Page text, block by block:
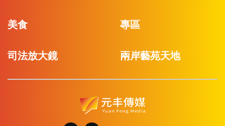
美食 專區
司法放大鏡 兩岸藝苑天地